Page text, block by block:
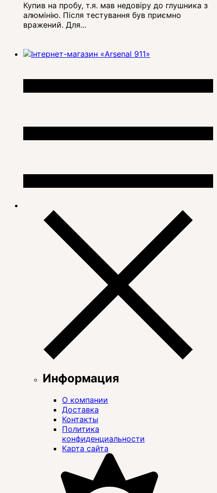
Купив на пробу, т.я. мав недовіру до глушника з
алюмінію. Після тестування був приємно
вражений. Для...
Информация
О компании
Доставка
Контакты
Политика
конфиденциальности
Карта сайта